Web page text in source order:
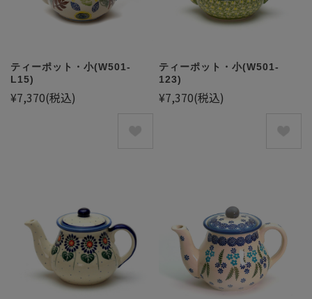
ティーポット・小(W501-
L15)
¥7,370(税込)
ティーポット・小(W501-
123)
¥7,370(税込)